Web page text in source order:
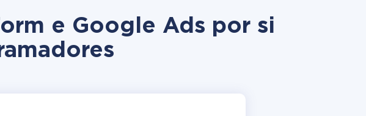
e Google Ads por si